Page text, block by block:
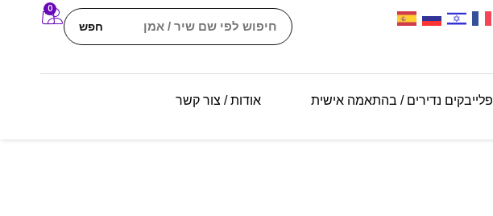
חפש
0
פלייבקים נדירים / בהתאמה אישית אודות / צור קשר